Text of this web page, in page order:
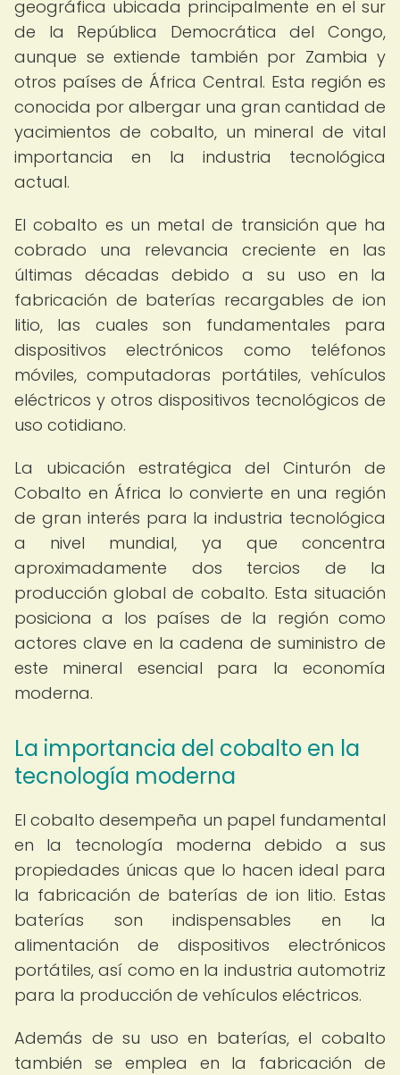
geográfica ubicada principalmente en el sur
de la República Democrática del Congo,
aunque se extiende también por Zambia y
otros países de África Central. Esta región es
conocida por albergar una gran cantidad de
yacimientos de cobalto, un mineral de vital
importancia en la industria tecnológica
actual.
El cobalto es un metal de transición que ha
cobrado una relevancia creciente en las
últimas décadas debido a su uso en la
fabricación de baterías recargables de ion
litio, las cuales son fundamentales para
dispositivos electrónicos como teléfonos
móviles, computadoras portátiles, vehículos
eléctricos y otros dispositivos tecnológicos de
uso cotidiano.
La ubicación estratégica del Cinturón de
Cobalto en África lo convierte en una región
de gran interés para la industria tecnológica
a nivel mundial, ya que concentra
aproximadamente dos tercios de la
producción global de cobalto. Esta situación
posiciona a los países de la región como
actores clave en la cadena de suministro de
este mineral esencial para la economía
moderna.
La importancia del cobalto en la
tecnología moderna
El cobalto desempeña un papel fundamental
en la tecnología moderna debido a sus
propiedades únicas que lo hacen ideal para
la fabricación de baterías de ion litio. Estas
baterías son indispensables en la
alimentación de dispositivos electrónicos
portátiles, así como en la industria automotriz
para la producción de vehículos eléctricos.
Además de su uso en baterías, el cobalto
también se emplea en la fabricación de